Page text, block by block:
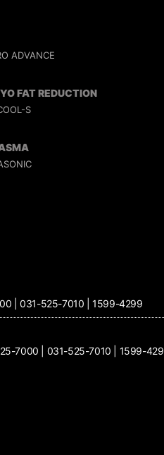
ADVANCE
FAT REDUCTION
S
7000 | 031-525-7010 | 1599-4299
525-7000 | 031-525-7010 | 1599-